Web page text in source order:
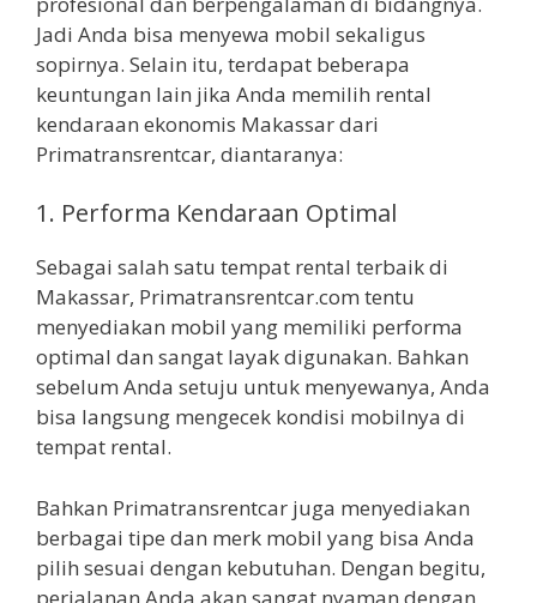
Jadi Anda bisa menyewa mobil sekaligus
sopirnya. Selain itu, terdapat beberapa
keuntungan lain jika Anda memilih rental
kendaraan ekonomis Makassar dari
Primatransrentcar, diantaranya:
1. Performa Kendaraan Optimal
Sebagai salah satu tempat rental terbaik di
Makassar, Primatransrentcar.com tentu
menyediakan mobil yang memiliki performa
optimal dan sangat layak digunakan. Bahkan
sebelum Anda setuju untuk menyewanya, Anda
bisa langsung mengecek kondisi mobilnya di
tempat rental.
Bahkan Primatransrentcar juga menyediakan
berbagai tipe dan merk mobil yang bisa Anda
pilih sesuai dengan kebutuhan. Dengan begitu,